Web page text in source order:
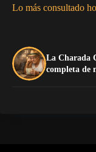
Lo más consultado
La Charada
completa de